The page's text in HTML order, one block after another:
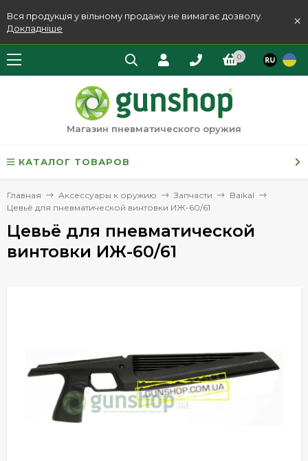
Вся продукція у вільному продажу не вимагає дозволу.
Докладніше
×
0
Магазин пневматического оружия
КАТАЛОГ ТОВАРОВ
Главная Аксессуары к оружию Запчасти
Baikal
Цевьё для пневматической винтовки ИЖ-60/61
Цевьё для пневматической
винтовки ИЖ-60/61